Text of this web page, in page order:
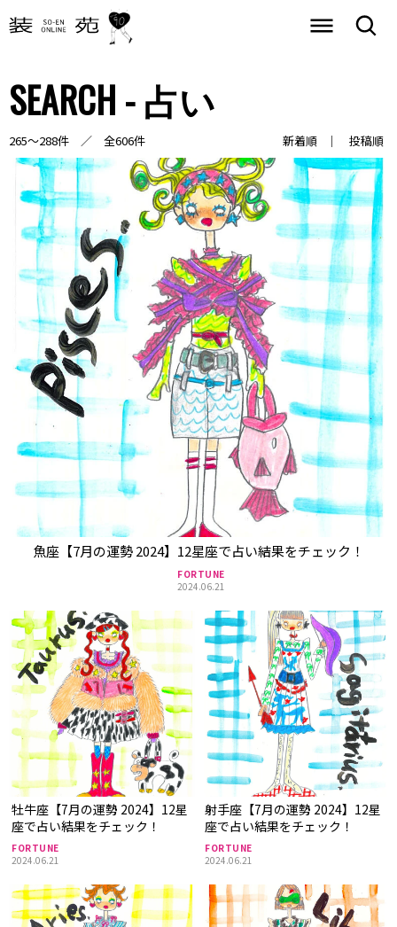
SEARCH - 占い
265～288件 ／ 全606件 新着順 投稿順
魚座【7月の運勢 2024】12星座で占い結果をチェック！
FORTUNE
2024.06.21
牡牛座【7月の運勢 2024】12星
座で占い結果をチェック！
FORTUNE
2024.06.21
射手座【7月の運勢 2024】12星
座で占い結果をチェック！
FORTUNE
2024.06.21